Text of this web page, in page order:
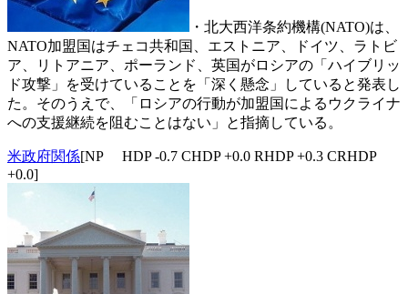
・北大西洋条約機構(NATO)は、
NATO加盟国はチェコ共和国、エストニア、ドイツ、ラトビ
ア、リトアニア、ポーランド、英国がロシアの「ハイブリッ
ド攻撃」を受けていることを「深く懸念」していると発表し
た。そのうえで、「ロシアの行動が加盟国によるウクライナ
への支援継続を阻むことはない」と指摘している。
米政府関係[NP HDP -0.7 CHDP +0.0 RHDP +0.3 CRHDP
+0.0]